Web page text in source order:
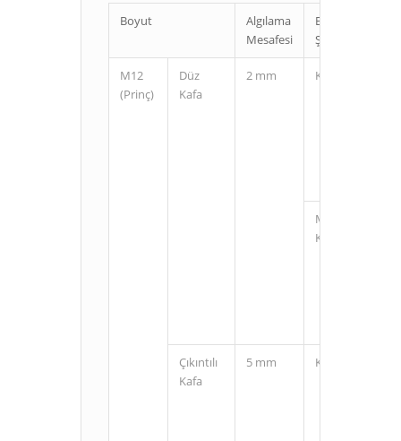
Boyut
Algılama
Mesafesi
Bağlantı
Şekli
M12
(Prinç)
Düz
Kafa
2 mm Kablolu
M12
Konnektörlü
Çıkıntılı
Kafa
5 mm Kablolu